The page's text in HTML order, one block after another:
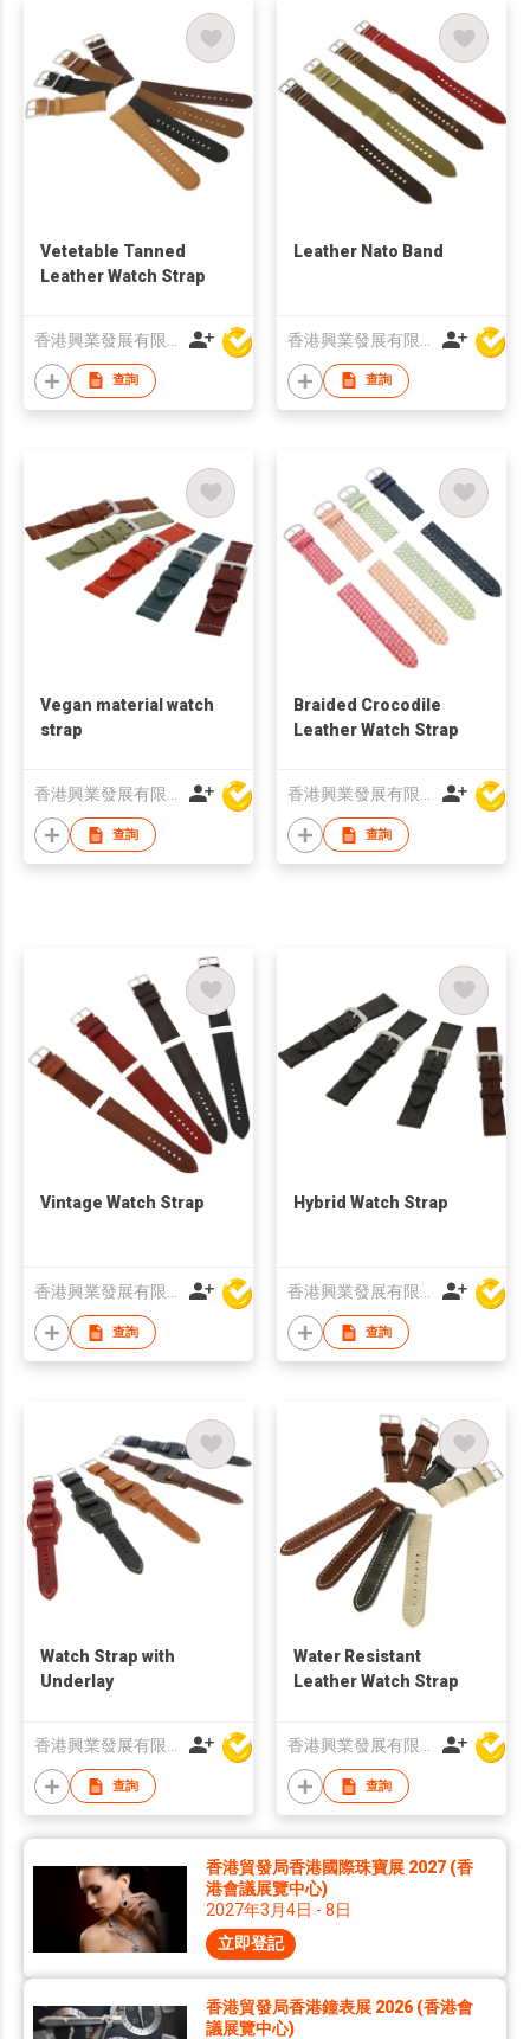
Vetetable Tanned
Leather Watch Strap
查詢
Leather Nato Band
查詢
Vegan material watch
strap
查詢
Braided Crocodile
Leather Watch Strap
查詢
Vintage Watch Strap
查詢
Hybrid Watch Strap
查詢
Watch Strap with
Underlay
香港興業發展有限公司
查詢
Water Resistant
Leather Watch Strap
香港興業發展有限公司
查詢
香港貿發局香港國際珠寶展 2027 (香
港會議展覽中心)
2027年3月4日 - 8日
立即登記
香港貿發局香港鐘表展 2026 (香港會
議展覽中心)